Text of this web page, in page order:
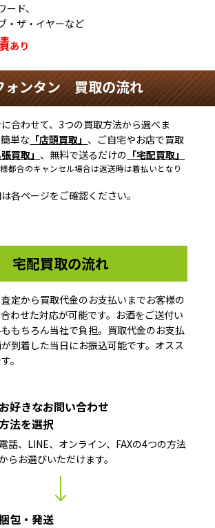
ド、
・ザ・イヤーなど
あり
ォンタン 買取の流れ
合わせて、3つの買取方法から選べま
単な 「店頭買取」 、ご自宅やお店で買取
張買取」 、無料で送るだけの 「宅配買取」
都合のキャンセル場合は返送時は着払いとなり
各ページをご確認ください。
宅配買取の流れ
定から買取代金のお支払いまでお客様の
わせた対応が可能です。お酒をご送付い
もちろん当社で負担。買取代金のお支払
到着した当日にお振込可能です。オスス
。
お好きなお問い合わせ
法を選択
電話、LINE、オンライン、FAXの4つの方法
らお選びいただけます。
包・発送